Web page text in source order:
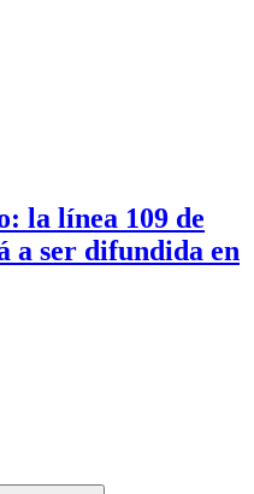
la línea 109 de
a ser difundida en